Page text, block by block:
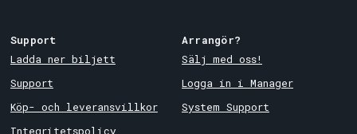
Support
Ladda ner biljett
Support
Köp- och leveransvillkor
Integritetspolicy
Arrangör?
Sälj med oss!
Logga in i Manager
System Support